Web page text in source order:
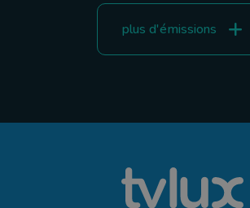
plus d'émissions